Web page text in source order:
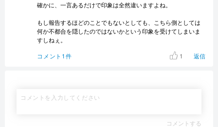
確かに、一言あるだけで印象は全然違いますよね。
もし報告するほどのことでもないとしても、こちら側としては
何か不都合を隠したのではないかという印象を受けてしまいま
すしねぇ。
コメント1件
1 返信
コメントする